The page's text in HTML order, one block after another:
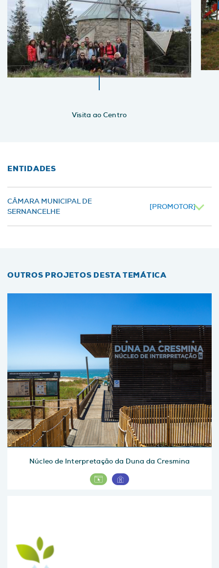
Visita ao Centro
ENTIDADES
CÂMARA MUNICIPAL DE
SERNANCELHE
[PROMOTOR]
OUTROS PROJETOS DESTA TEMÁTICA
Núcleo de Interpretação da Duna da Cresmina